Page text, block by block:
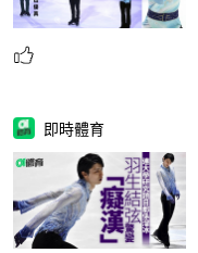
即時體育